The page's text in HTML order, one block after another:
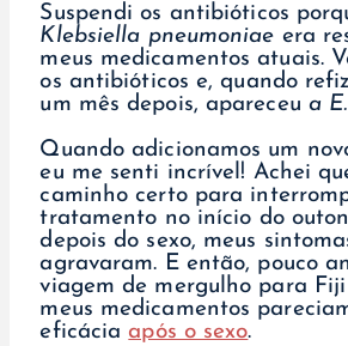
Suspendi os antibióticos
Klebsiella pneumoniae era
meus medicamentos atuais.
os antibióticos e, quando
um mês depois, apareceu a
Quando adicionamos um
eu me senti incrível! Achei
caminho certo para
tratamento no início do
depois do sexo, meus
agravaram. E então, pouco
viagem de mergulho para
meus medicamentos
eficácia após o sexo.